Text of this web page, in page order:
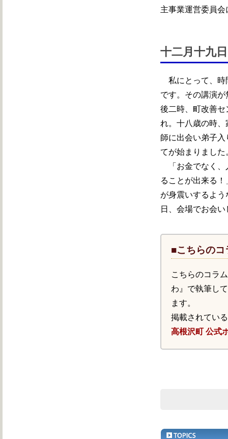
主事業運営委員
十二月十九
私にとって、時
です。その講演
後二時、町改善
れ。十八歳の時
師に出会い弟子
てが始まりました
「お金でなく、
ることが出来る
が身震いするよ
日、会場でお会
■こちらの
こちらのコラ
わ』で執筆し
ます。
掲載されてい
高根沢町 公式